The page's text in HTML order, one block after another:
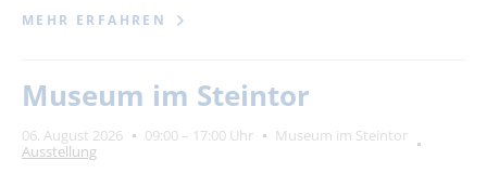
MEHR ERFAHREN
Museum im Steintor
06. August 2026 09:00 – 17:00 Uhr
Museum im Steintor
Ausstellung